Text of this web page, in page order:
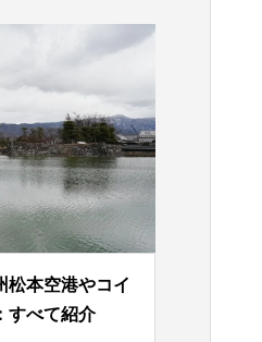
松本空港やコイ
すべて紹介